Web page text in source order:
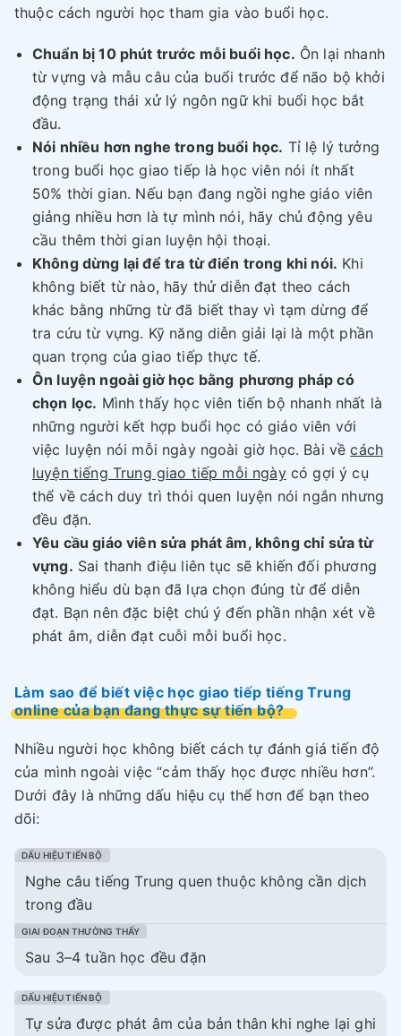
thuộc cách người học tham gia vào buổi học.
Chuẩn bị 10 phút trước mỗi buổi học. Ôn lại nhanh
từ vựng và mẫu câu của buổi trước để não bộ khởi
động trạng thái xử lý ngôn ngữ khi buổi học bắt
đầu.
Nói nhiều hơn nghe trong buổi học. Tỉ lệ lý tưởng
trong buổi học giao tiếp là học viên nói ít nhất
50% thời gian. Nếu bạn đang ngồi nghe giáo viên
giảng nhiều hơn là tự mình nói, hãy chủ động yêu
cầu thêm thời gian luyện hội thoại.
Không dừng lại để tra từ điển trong khi nói. Khi
không biết từ nào, hãy thử diễn đạt theo cách
khác bằng những từ đã biết thay vì tạm dừng để
tra cứu từ vựng. Kỹ năng diễn giải lại là một phần
quan trọng của giao tiếp thực tế.
Ôn luyện ngoài giờ học bằng phương pháp có
chọn lọc. Mình thấy học viên tiến bộ nhanh nhất là
những người kết hợp buổi học có giáo viên với
việc luyện nói mỗi ngày ngoài giờ học. Bài vềcách
luyện tiếng Trung giao tiếp mỗi ngàycó gợi ý cụ
thể về cách duy trì thói quen luyện nói ngắn nhưng
đều đặn.
Yêu cầu giáo viên sửa phát âm, không chỉ sửa từ
vựng. Sai thanh điệu liên tục sẽ khiến đối phương
không hiểu dù bạn đã lựa chọn đúng từ để diễn
đạt. Bạn nên đặc biệt chú ý đến phần nhận xét về
phát âm, diễn đạt cuỗi mỗi buổi học.
Làm sao để biết việc học giao tiếp tiếng Trung
online của bạn đang thực sự tiến bộ?
Nhiều người học không biết cách tự đánh giá tiến độ
của mình ngoài việc “cảm thấy học được nhiều hơn”.
Dưới đây là những dấu hiệu cụ thể hơn để bạn theo
dõi:
Nghe câu tiếng Trung quen thuộc không cần dịch
trong đầu
Sau 3–4 tuần học đều đặn
Tự sửa được phát âm của bản thân khi nghe lại ghi